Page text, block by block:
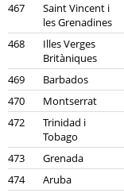
467
Saint Vincent i
les Grenadines
468
Illes Verges
Britàniques
469 Barbados
470
Montserrat
472
Trinidad i
Tobago
473 Grenada
474
Aruba